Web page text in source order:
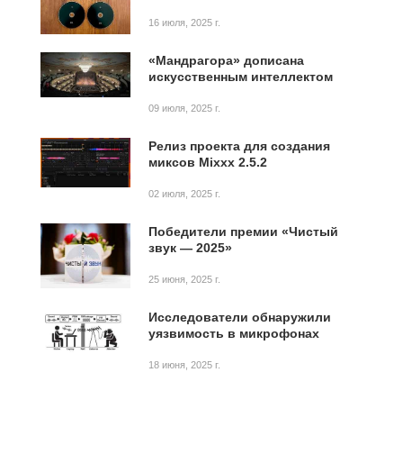
16 июля, 2025 г.
«Мандрагора» дописана
искусственным интеллектом
09 июля, 2025 г.
Релиз проекта для создания
миксов Mixxx 2.5.2
02 июля, 2025 г.
Победители премии «Чистый
звук — 2025»
25 июня, 2025 г.
Исследователи обнаружили
уязвимость в микрофонах
18 июня, 2025 г.